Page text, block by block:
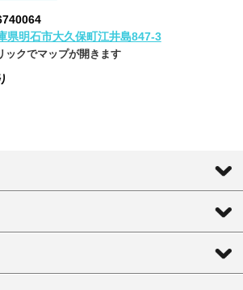
県明石市大久保町江井島847-3
ックでマップが開きます